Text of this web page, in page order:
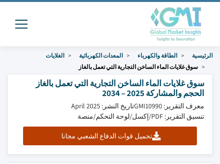
الرئيسية الطاقة والكهرباء المعدات الكهربائية
الغلايات
سوق غلايات الماء الساخن التجارية التي تعمل بالغاز
سوق غلايات الماء الساخن التجارية التي تعمل بالغاز
الحجم والمشاركة 2025 – 2034
معرف التقرير: GMI10990
تاريخ النشر: April 2025
تنسيق التقرير: PDF/إكسل/لوحة التحكم/منصة
تحميل قوات الدفاع الشعبي مجانا